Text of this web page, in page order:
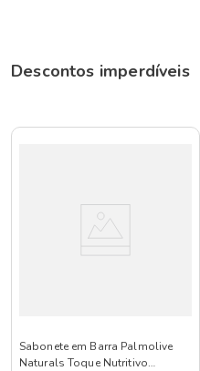
Descontos imperdíveis
Sabonete em Barra Palmolive
Naturals Toque Nutritivo